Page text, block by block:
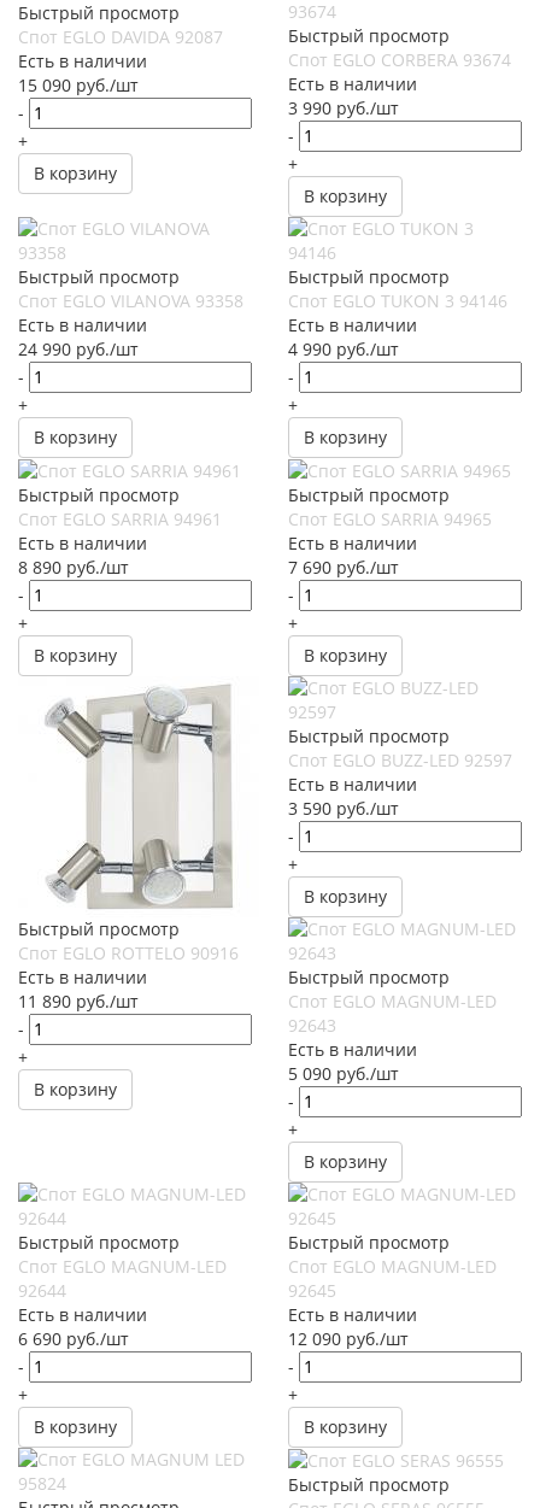
Быстрый просмотр
Спот EGLO DAVIDA 92087
Есть в наличии
15 090 руб./шт
-
+
В корзину
Быстрый просмотр
Спот EGLO CORBERA 93674
Есть в наличии
3 990 руб./шт
-
+
В корзину
Быстрый просмотр
Спот EGLO VILANOVA 93358
Есть в наличии
24 990 руб./шт
-
+
В корзину
Быстрый просмотр
Спот EGLO TUKON 3 94146
Есть в наличии
4 990 руб./шт
-
+
В корзину
Быстрый просмотр
Спот EGLO SARRIA 94961
Есть в наличии
8 890 руб./шт
-
+
В корзину
Быстрый просмотр
Спот EGLO SARRIA 94965
Есть в наличии
7 690 руб./шт
-
+
В корзину
Быстрый просмотр
Спот EGLO ROTTELO 90916
Есть в наличии
11 890 руб./шт
-
+
В корзину
Быстрый просмотр
Спот EGLO BUZZ-LED 92597
Есть в наличии
3 590 руб./шт
-
+
В корзину
Быстрый просмотр
Спот EGLO MAGNUM-LED
92643
Есть в наличии
5 090 руб./шт
-
+
В корзину
Быстрый просмотр
Спот EGLO MAGNUM-LED
92644
Есть в наличии
6 690 руб./шт
-
+
В корзину
Быстрый просмотр
Спот EGLO MAGNUM-LED
92645
Есть в наличии
12 090 руб./шт
-
+
В корзину
Быстрый просмотр